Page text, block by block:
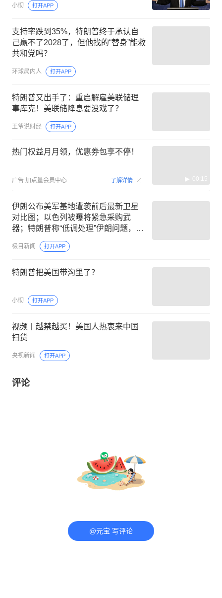
小彻 打开APP
支持率跌到35%，特朗普终于承认自
己赢不了2028了，但他找的“替身”能救
共和党吗？
环球局内人 打开APP
特朗普又出手了：重启解雇美联储理
事库克！美联储降息要没戏了？
王爷说财经 打开APP
热门权益月月领，优惠券包享不停！
广告 加点量会员中心 了解详情 00:15
伊朗公布美军基地遭袭前后最新卫星
对比图；以色列被曝将紧急采购武
器；特朗普称“低调处理”伊朗问题，伊
朗密集宣布人事变动
极目新闻 打开APP
特朗普把美国带沟里了？
小彻 打开APP
视频丨越禁越买！美国人热衷来中国
扫货
央视新闻 打开APP
评论
@元宝 写评论